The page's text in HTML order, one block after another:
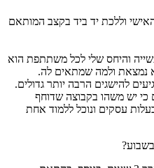
וללכת יד ביד בקצב המותאם
והיחס שלי לכל משתתפת הוא
נמצאת ולמה שמתאים לה.
להישגים הרבה יותר גדולים.
כי יש משהו בקבוצה שדוחף
עסקים ונוכל ללמוד אחת